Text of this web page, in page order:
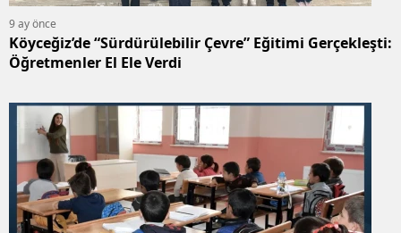
9 ay önce
Köyceğiz’de “Sürdürülebilir Çevre” Eğitimi Gerçekleşti:
Öğretmenler El Ele Verdi